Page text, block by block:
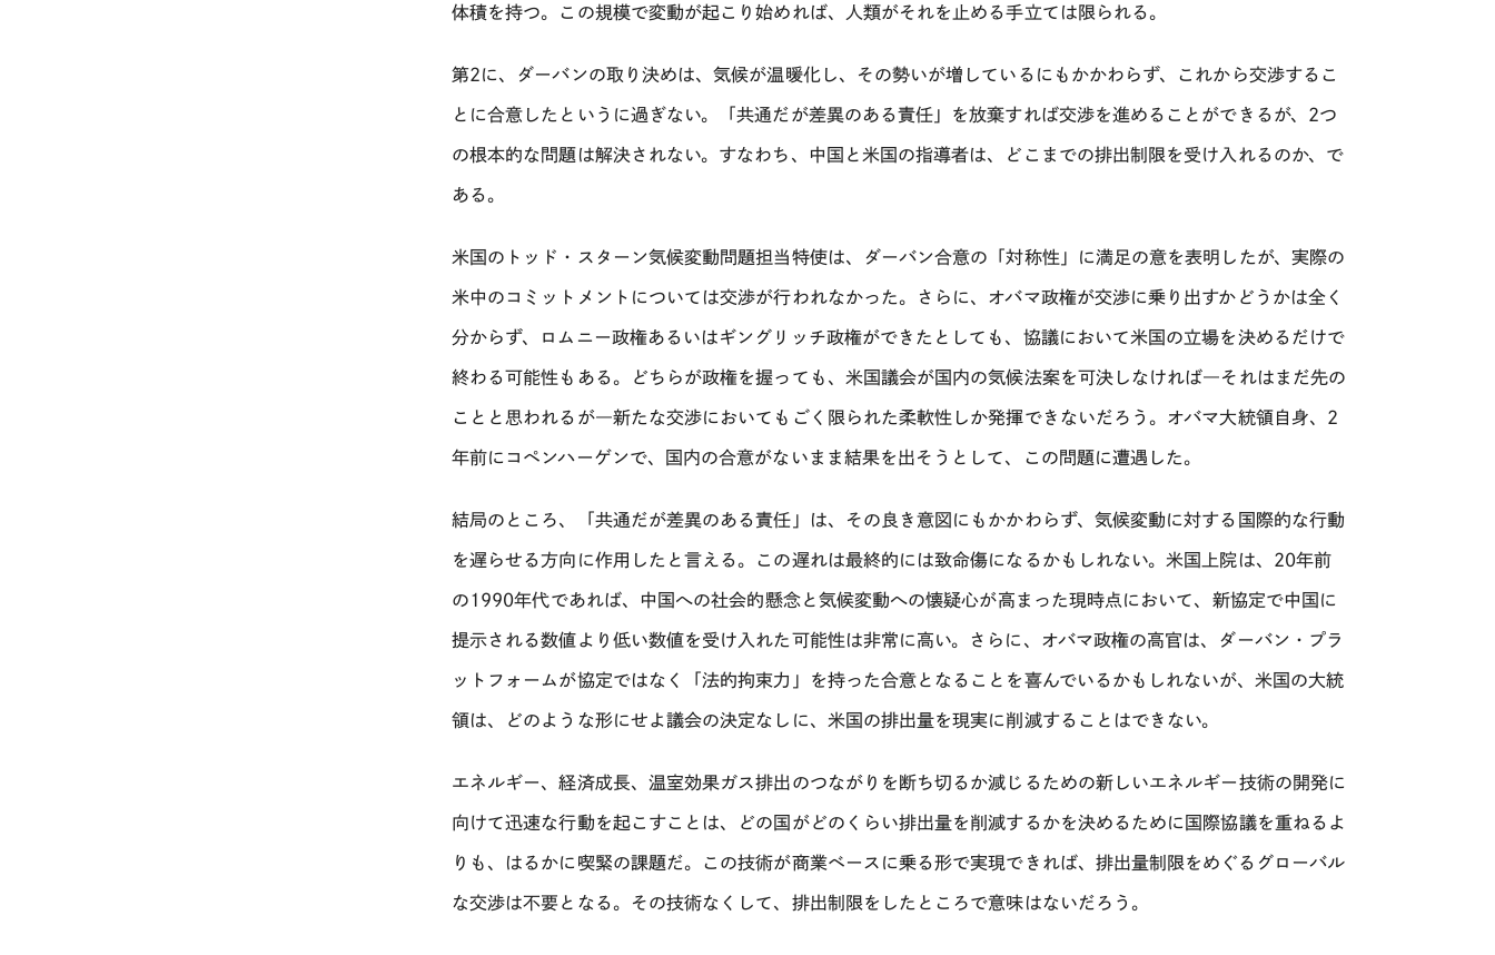
体積を持つ。この規模で変動が起こり始めれば、人類がそれを止める手立ては限られる。
第2に、ダーバンの取り決めは、気候が温暖化し、その勢いが増しているにもかかわらず、これから交渉するこ
とに合意したというに過ぎない。「共通だが差異のある責任」を放棄すれば交渉を進めることができるが、2つ
の根本的な問題は解決されない。すなわち、中国と米国の指導者は、どこまでの排出制限を受け入れるのか、で
ある。
米国のトッド・スターン気候変動問題担当特使は、ダーバン合意の「対称性」に満足の意を表明したが、実際の
米中のコミットメントについては交渉が行われなかった。さらに、オバマ政権が交渉に乗り出すかどうかは全く
分からず、ロムニー政権あるいはギングリッチ政権ができたとしても、協議において米国の立場を決めるだけで
終わる可能性もある。どちらが政権を握っても、米国議会が国内の気候法案を可決しなければ―それはまだ先の
ことと思われるが―新たな交渉においてもごく限られた柔軟性しか発揮できないだろう。オバマ大統領自身、2
年前にコペンハーゲンで、国内の合意がないまま結果を出そうとして、この問題に遭遇した。
結局のところ、「共通だが差異のある責任」は、その良き意図にもかかわらず、気候変動に対する国際的な行動
を遅らせる方向に作用したと言える。この遅れは最終的には致命傷になるかもしれない。米国上院は、20年前
の1990年代であれば、中国への社会的懸念と気候変動への懐疑心が高まった現時点において、新協定で中国に
提示される数値より低い数値を受け入れた可能性は非常に高い。さらに、オバマ政権の高官は、ダーバン・プラ
ットフォームが協定ではなく「法的拘束力」を持った合意となることを喜んでいるかもしれないが、米国の大統
領は、どのような形にせよ議会の決定なしに、米国の排出量を現実に削減することはできない。
エネルギー、経済成長、温室効果ガス排出のつながりを断ち切るか減じるための新しいエネルギー技術の開発に
向けて迅速な行動を起こすことは、どの国がどのくらい排出量を削減するかを決めるために国際協議を重ねるよ
りも、はるかに喫緊の課題だ。この技術が商業ベースに乗る形で実現できれば、排出量制限をめぐるグローバル
な交渉は不要となる。その技術なくして、排出制限をしたところで意味はないだろう。